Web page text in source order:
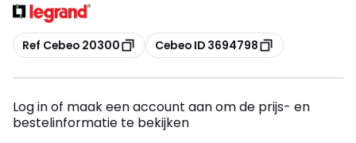
Kopiëren
Ref Cebeo 20300 Kopiëren
Cebeo ID 3694798
Log in of maak een account aan om de prijs- en
bestelinformatie te bekijken